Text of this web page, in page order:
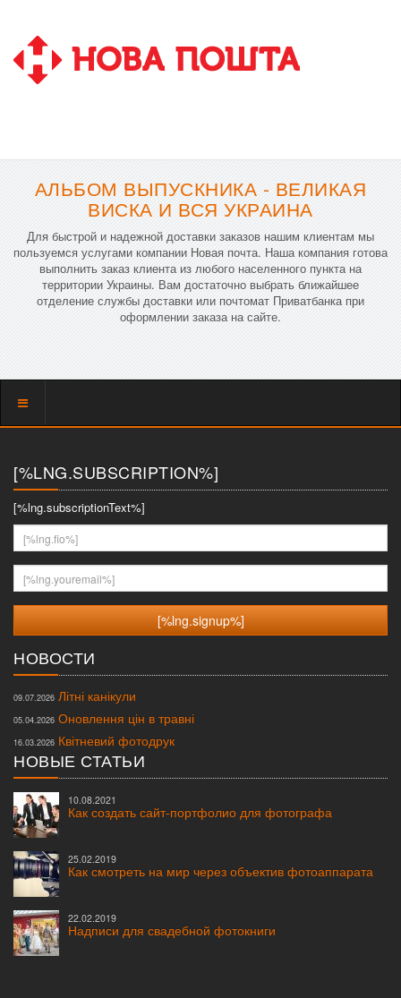
АЛЬБОМ ВЫПУСКНИКА - ВЕЛИКАЯ
ВИСКА И ВСЯ УКРАИНА
Для быстрой и надежной доставки заказов нашим клиентам мы
пользуемся услугами компании Новая почта. Наша компания готова
выполнить заказ клиента из любого населенного пункта на
территории Украины. Вам достаточно выбрать ближайшее
отделение службы доставки или почтомат Приватбанка при
оформлении заказа на сайте.
Показать
[%LNG.SUBSCRIPTION%]
[%lng.subscriptionText%]
[%lng.fio%]
[%lng.youremail%]
НОВОСТИ
09.07.2026 Літні канікули
05.04.2026 Оновлення цін в травні
16.03.2026 Квітневий фотодрук
НОВЫЕ СТАТЬИ
10.08.2021
Как создать сайт-портфолио для фотографа
25.02.2019
Как смотреть на мир через объектив фотоаппарата
22.02.2019
Надписи для свадебной фотокниги